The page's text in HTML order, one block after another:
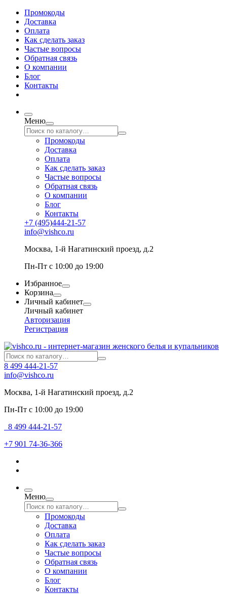
Промокоды
Доставка
Оплата
Как сделать заказ
Частые вопросы
Обратная связь
О компании
Блог
Контакты
Меню
Промокоды
Доставка
Оплата
Как сделать заказ
Частые вопросы
Обратная связь
О компании
Блог
Контакты
+7 (495)444-21-57
info@vishco.ru
Москва, 1-й Нагатинский проезд, д.2
Пн-Пт с 10:00 до 19:00
Избранное
Корзина
Личный кабинет
Личный кабинет
Авторизация
Регистрация
8 499 444-21-57
info@vishco.ru
Москва, 1-й Нагатинский проезд, д.2
Пн-Пт с 10:00 до 19:00
8 499 444-21-57
+7 901 74-36-366
Меню
Промокоды
Доставка
Оплата
Как сделать заказ
Частые вопросы
Обратная связь
О компании
Блог
Контакты